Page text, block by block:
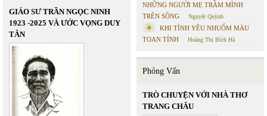
GIÁO SƯ TRẦN NGỌC NINH
1923 -2025 VÀ ƯỚC VỌNG DUY
TÂN
NHỮNG NGƯỜI MẸ TRẦM MÌNH
TRÊN SÔNG
Nguyệt Quỳnh
KHI TÌNH YÊU NHUỐM MÀU
TOAN TÍNH
Hoàng Thị Bích Hà
Phỏng Vấn
TRÒ CHUYỆN VỚI NHÀ THƠ
TRANG CHÂU